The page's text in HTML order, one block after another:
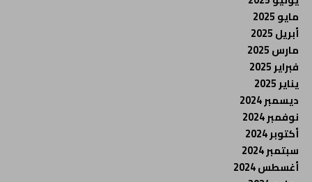
مايو 2025
أبريل 2025
مارس 2025
فبراير 2025
يناير 2025
ديسمبر 2024
نوفمبر 2024
أكتوبر 2024
سبتمبر 2024
أغسطس 2024